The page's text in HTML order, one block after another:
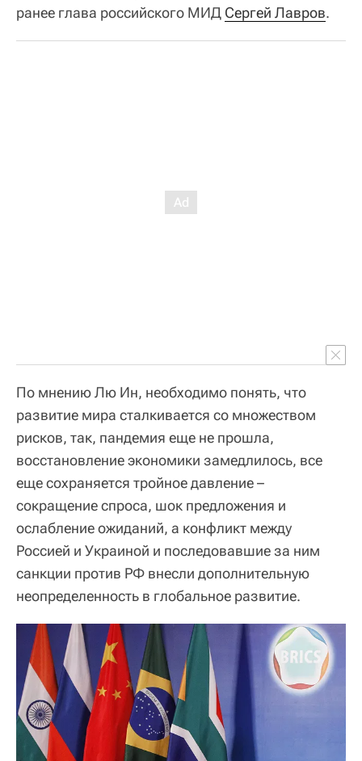
ранее глава российского МИД Сергей Лавров.
По мнению Лю Ин, необходимо понять, что
развитие мира сталкивается со множеством
рисков, так, пандемия еще не прошла,
восстановление экономики замедлилось, все
еще сохраняется тройное давление –
сокращение спроса, шок предложения и
ослабление ожиданий, а конфликт между
Россией и Украиной и последовавшие за ним
санкции против РФ внесли дополнительную
неопределенность в глобальное развитие.